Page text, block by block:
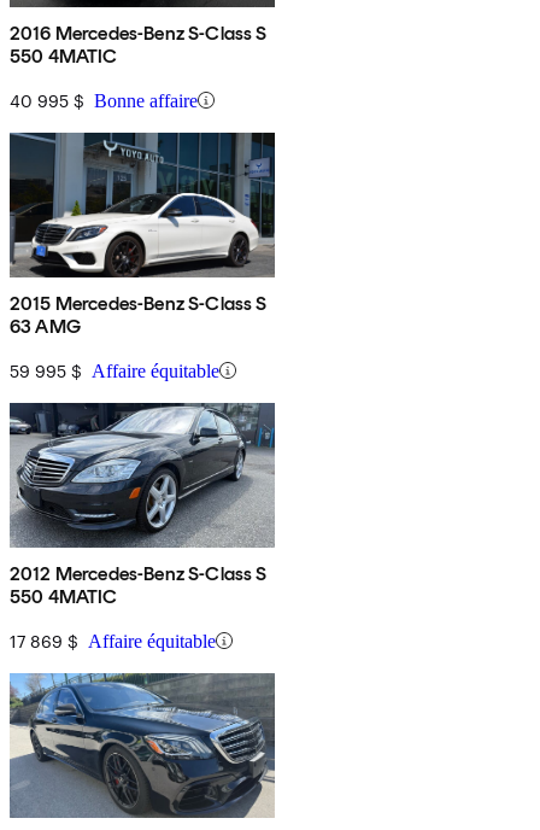
2016 Mercedes-Benz S-Class S
550 4MATIC
40 995 $ Bonne affaire
2015 Mercedes-Benz S-Class S
63 AMG
59 995 $ Affaire équitable
2012 Mercedes-Benz S-Class S
550 4MATIC
17 869 $ Affaire équitable